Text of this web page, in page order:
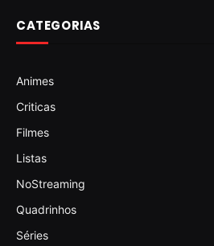
CATEGORIAS
Animes
Criticas
Filmes
Listas
NoStreaming
Quadrinhos
Séries